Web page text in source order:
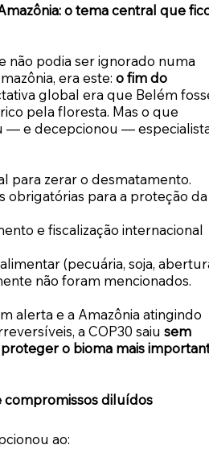
o tema central que
não podia ser ignorado numa
era este: o fim do
global era que Belém
pela floresta. Mas o que
— e decepcionou —
para zerar o desmatamento.
obrigatórias para a proteção da
e fiscalização internacional
(pecuária, soja,
não foram mencionados.
alerta e a Amazônia atingindo
a COP30 saiu sem
o bioma mais
compromissos diluídos
ao: